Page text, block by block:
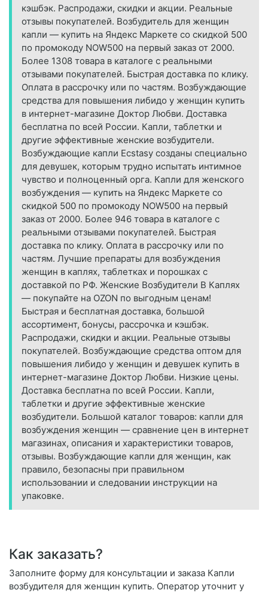
кэшбэк. Распродажи, скидки и акции. Реальные
отзывы покупателей. Возбудитель для женщин
капли — купить на Яндекс Маркете со скидкой 500
по промокоду NOW500 на первый заказ от 2000.
Более 1308 товара в каталоге с реальными
отзывами покупателей. Быстрая доставка по клику.
Оплата в рассрочку или по частям. Возбуждающие
средства для повышения либидо у женщин купить
в интернет-магазине Доктор Любви. Доставка
бесплатна по всей России. Капли, таблетки и
другие эффективные женские возбудители.
Возбуждающие капли Ecstasy созданы специально
для девушек, которым трудно испытать интимное
чувство и полноценный орга. Капли для женского
возбуждения — купить на Яндекс Маркете со
скидкой 500 по промокоду NOW500 на первый
заказ от 2000. Более 946 товара в каталоге с
реальными отзывами покупателей. Быстрая
доставка по клику. Оплата в рассрочку или по
частям. Лучшие препараты для возбуждения
женщин в каплях, таблетках и порошках с
доставкой по РФ. Женские Возбудители В Каплях
— покупайте на OZON по выгодным ценам!
Быстрая и бесплатная доставка, большой
ассортимент, бонусы, рассрочка и кэшбэк.
Распродажи, скидки и акции. Реальные отзывы
покупателей. Возбуждающие средства оптом для
повышения либидо у женщин и девушек купить в
интернет-магазине Доктор Любви. Низкие цены.
Доставка бесплатна по всей России. Капли,
таблетки и другие эффективные женские
возбудители. Большой каталог товаров: капли для
возбуждения женщин — сравнение цен в интернет
магазинах, описания и характеристики товаров,
отзывы. Возбуждающие капли для женщин, как
правило, безопасны при правильном
использовании и следовании инструкции на
упаковке.
Как заказать?
Заполните форму для консультации и заказа Капли
возбудителя для женщин купить. Оператор уточнит у